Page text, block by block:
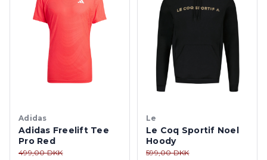
Adidas
Adidas Freelift Tee
Pro Red
499,00 DKK
Le
Le Coq Sportif Noel
Hoody
599,00 DKK